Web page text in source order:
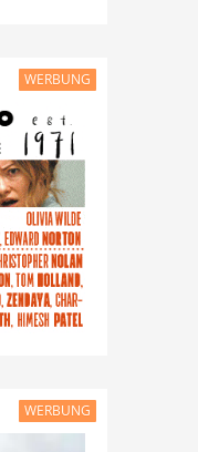
WERBUNG
WERBUNG